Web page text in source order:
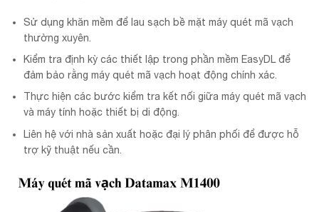
Sử dụng khăn mềm để lau sạch bề mặt máy quét mã vạch
thường xuyên.
Kiểm tra định kỳ các thiết lập trong phần mềm EasyDL để
đảm bảo rằng máy quét mã vạch hoạt động chính xác.
Thực hiện các bước kiểm tra kết nối giữa máy quét mã vạch
và máy tính hoặc thiết bị di động.
Liên hệ với nhà sản xuất hoặc đại lý phân phối để được hỗ
trợ kỹ thuật nếu cần.